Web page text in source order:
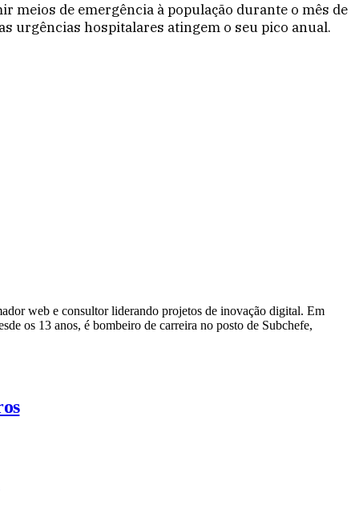
meios de emergência à população durante o mês de
urgências hospitalares atingem o seu pico anual.
web e consultor liderando projetos de inovação digital. Em
os 13 anos, é bombeiro de carreira no posto de Subchefe,